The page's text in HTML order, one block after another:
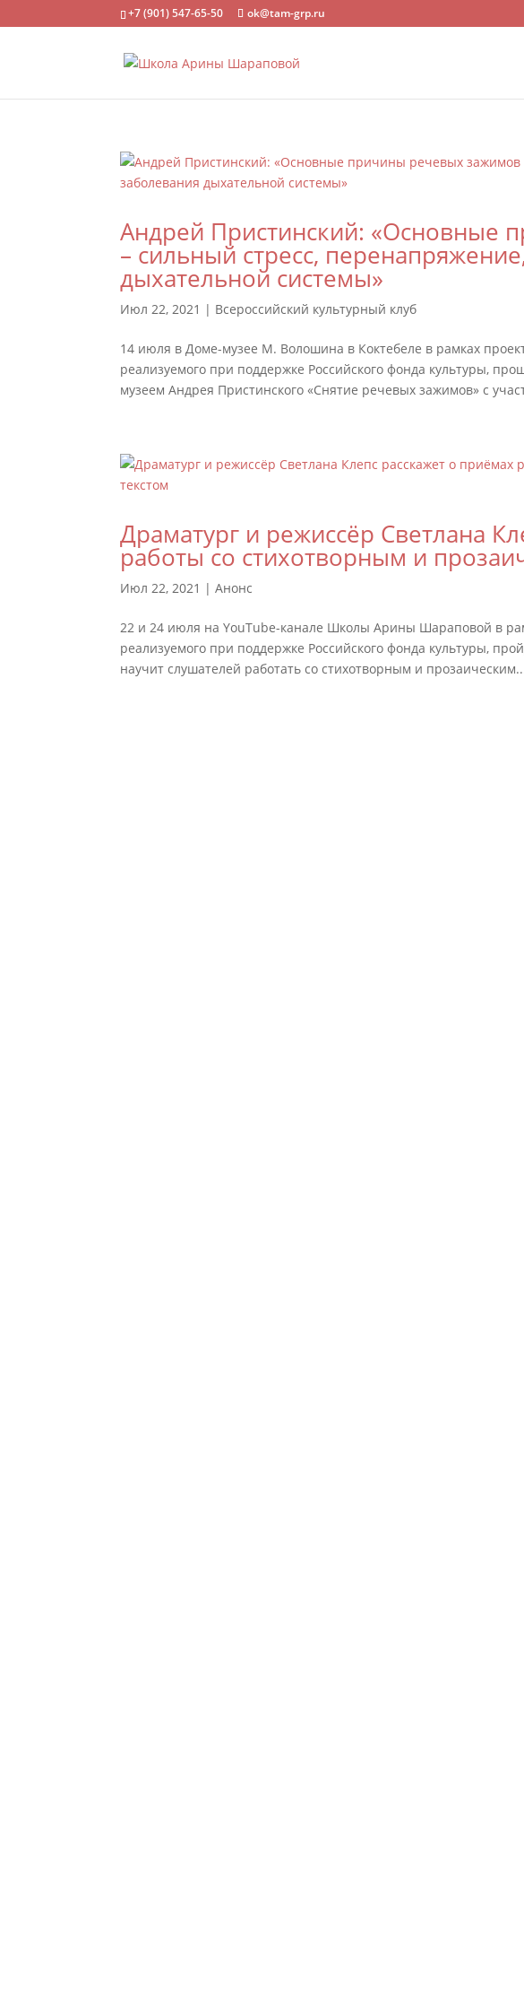
+7 (901) 547-65-50 ok@tam-grp.ru
Андрей Пристинский: «Основные
– сильный стресс,
дыхательной системы»
Июл 22, 2021 | Всероссийский культурный клуб
14 июля в Доме-музее М. Волошина в Коктебеле в рамках
реализуемого при поддержке Российского фонда культуры,
музеем Андрея Пристинского «Снятие речевых зажимов» с
Драматург и режиссёр Светлана
работы со стихотворным и
Июл 22, 2021 |Анонс
22 и 24 июля на YouTube-канале Школы Арины Шараповой в
реализуемого при поддержке Российского фонда культуры,
научит слушателей работать со стихотворным и